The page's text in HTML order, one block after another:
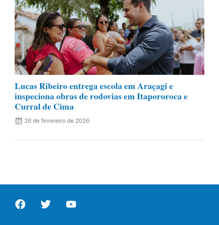
Lucas Ribeiro entrega escola em Araçagi e
inspeciona obras de rodovias em Itapororoca e
Curral de Cima
26 de fevereiro de 2026